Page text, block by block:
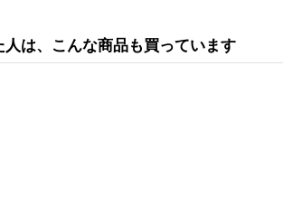
人は、こんな商品も買っています